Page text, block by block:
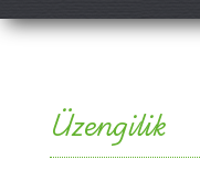
Üzengilik